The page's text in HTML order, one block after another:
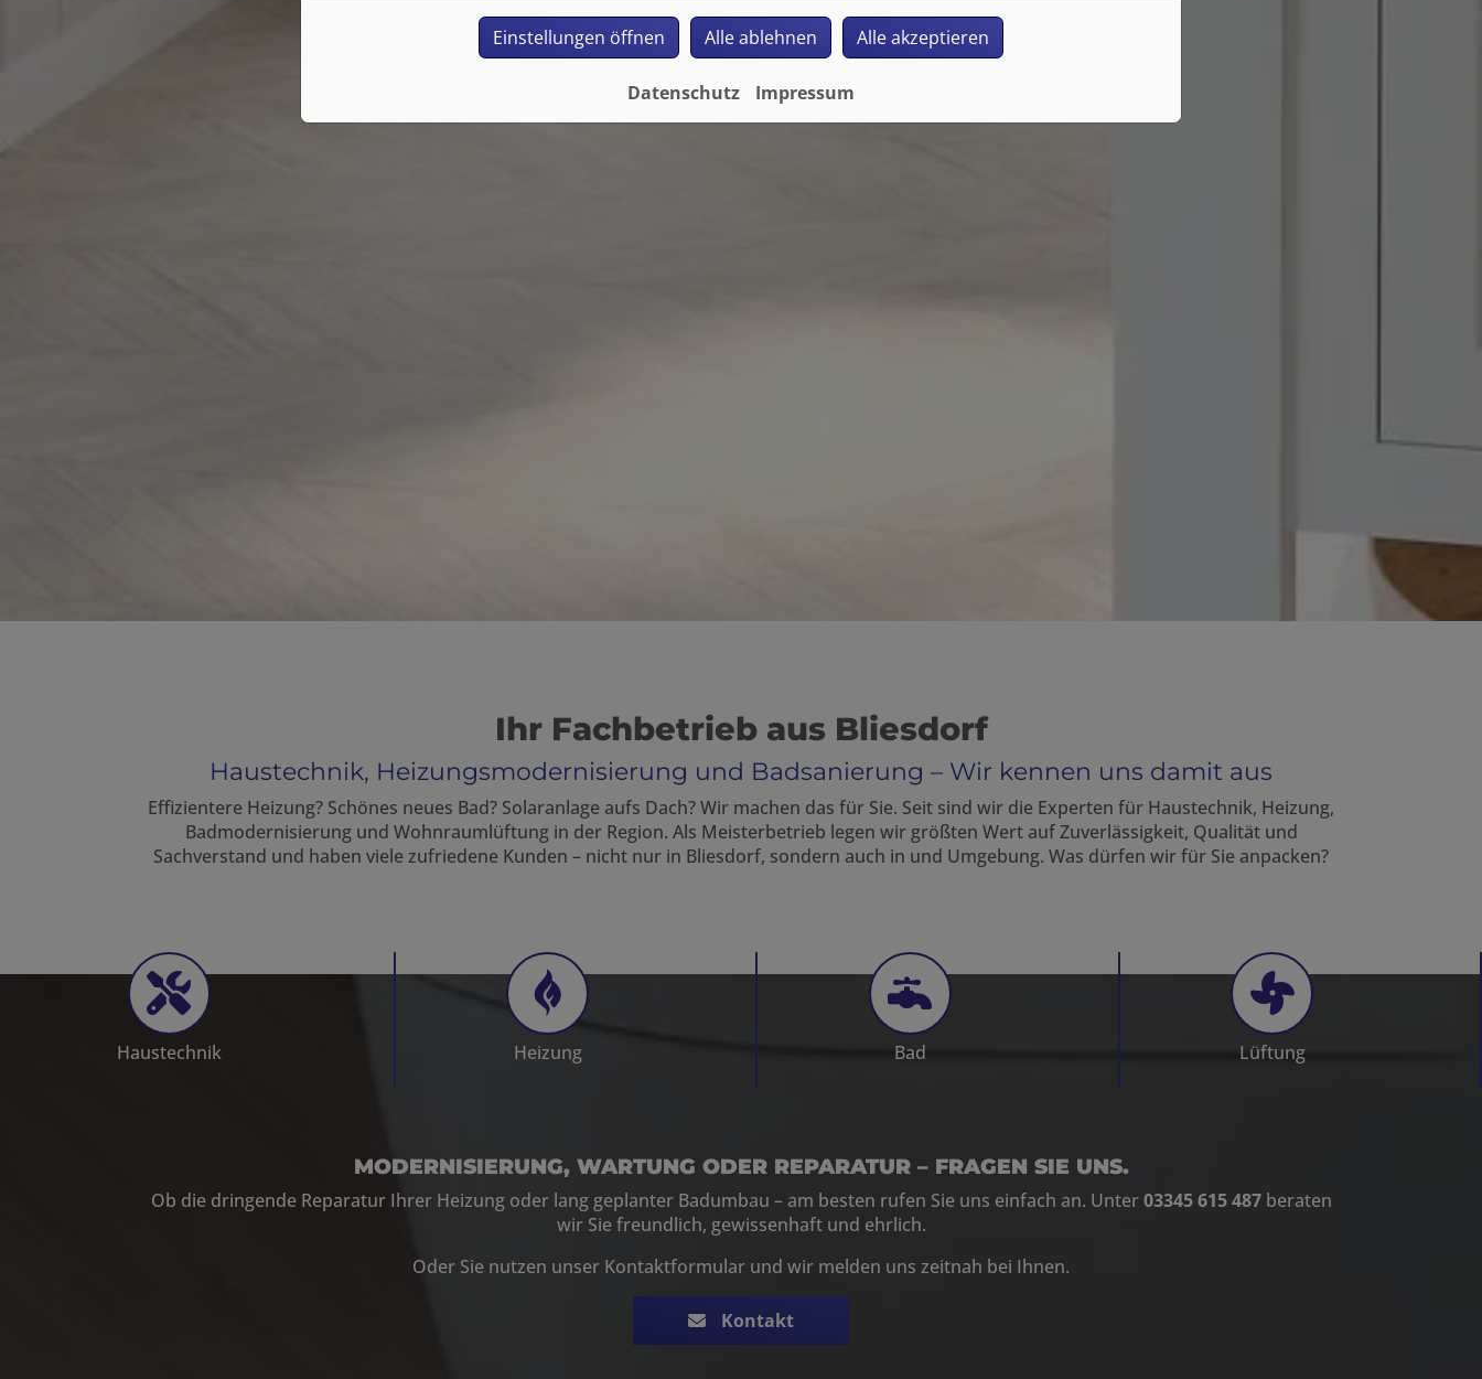
Ihr Fachbetrieb aus Bliesdorf
Haustechnik, Heizungsmodernisierung und Badsanierung – Wir kennen uns damit aus
Effizientere Heizung? Schönes neues Bad? Solaranlage aufs Dach? Wir machen das für Sie. Seit sind wir die Experten für Haustechnik, Heizung,
Badmodernisierung und Wohnraumlüftung in der Region. Als Meisterbetrieb legen wir größten Wert auf Zuverlässigkeit, Qualität und
Sachverstand und haben viele zufriedene Kunden – nicht nur in Bliesdorf, sondern auch in und Umgebung. Was dürfen wir für Sie anpacken?
Haustechnik Heizung Bad Lüftung
MODERNISIERUNG, WARTUNG ODER REPARATUR– FRAGEN SIE UNS.
Ob die dringende ReparaturIhrer Heizung oder lang geplanter Badumbau – am besten rufen Sie uns einfach an. Unter03345 615 487 beraten
wir Sie freundlich, gewissenhaft und ehrlich.
Oder Sie nutzen unser Kontaktformular und wir melden uns zeitnah bei Ihnen.
Kontakt
Einstellungen öffnen Alle ablehnen Alle akzeptieren
Datenschutz Impressum